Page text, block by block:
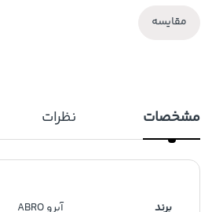
مقایسه
مشخصات نظرات
برند آبرو ABRO